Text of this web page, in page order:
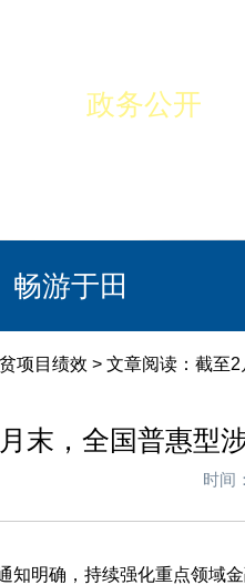
政务公开
畅游于田
项目绩效 > 文章阅读：截至
末，全国普惠型
时间
确，持续强化重点领域金